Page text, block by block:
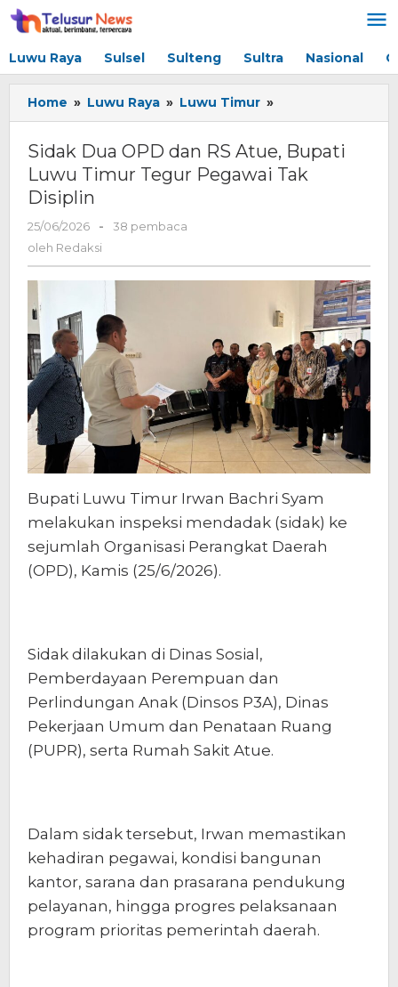
Lewati
ke
Luwu Raya Sulsel Sulteng Sultra Nasional
Home » Luwu Raya » Luwu Timur »
Dua
dan
RS
Tegur
Pegawai
Tak
Disiplin
Sidak Dua OPD dan RS Atue, Bupati
Luwu Timur Tegur Pegawai Tak
Disiplin
25/06/2026
oleh
Redaksi
-
38 pembaca
oleh Redaksi
Bupati Luwu Timur Irwan Bachri Syam
melakukan inspeksi mendadak (sidak) ke
sejumlah Organisasi Perangkat Daerah
(OPD), Kamis (25/6/2026).
Sidak dilakukan di Dinas Sosial,
Pemberdayaan Perempuan dan
Perlindungan Anak (Dinsos P3A), Dinas
Pekerjaan Umum dan Penataan Ruang
(PUPR), serta Rumah Sakit Atue.
Dalam sidak tersebut, Irwan memastikan
kehadiran pegawai, kondisi bangunan
kantor, sarana dan prasarana pendukung
pelayanan, hingga progres pelaksanaan
program prioritas pemerintah daerah.